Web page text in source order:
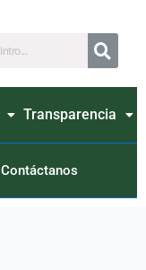
Transparencia
Contáctanos